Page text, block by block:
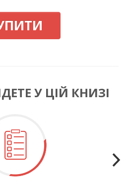
У ЦІЙ КНИЗІ